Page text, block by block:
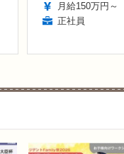
月給150万円～
正社員